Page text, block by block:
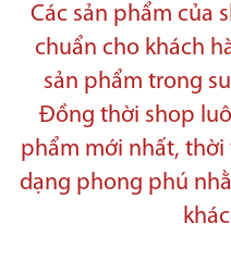
Các sản phẩm của
chuẩn cho khách
sản phẩm trong
Đồng thời shop
phẩm mới nhất, thời
dạng phong phú